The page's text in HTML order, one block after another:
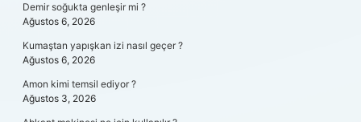
Demir soğukta genleşir mi ?
Ağustos 6, 2026
Kumaştan yapışkan izi nasıl geçer ?
Ağustos 6, 2026
Amon kimi temsil ediyor ?
Ağustos 3, 2026